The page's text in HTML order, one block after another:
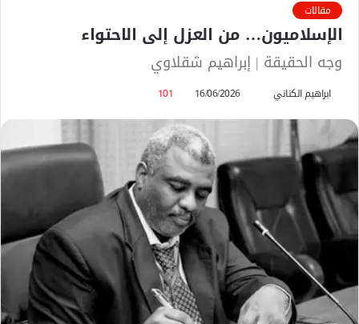
مقالات
الإسلاميون… من العزل إلى الاحتواء
وجه الحقيقة | إبراهيم شقلاوي
ابراهيم الكناني
ي
د
إ
ل
ك
16/06/2026
101